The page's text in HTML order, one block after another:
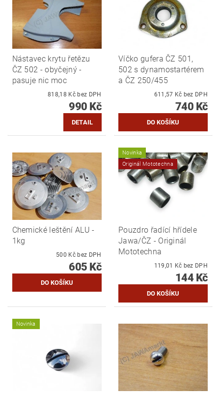
Nástavec krytu řetězu
ČZ 502 - obyčejný -
pasuje nic moc
818,18 Kč bez DPH
990 Kč
DETAIL
Víčko gufera ČZ 501,
502 s dynamostartérem
a ČZ 250/455
611,57 Kč bez DPH
740 Kč
Chemické leštění ALU -
1kg
500 Kč bez DPH
605 Kč
Novinka
Originál Mototechna
Pouzdro řadící hřídele
Jawa/ČZ - Originál
Mototechna
119,01 Kč bez DPH
144 Kč
Novinka